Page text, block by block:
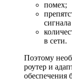
помех;
в сети.
Поэтому
роутер и
обеспечения